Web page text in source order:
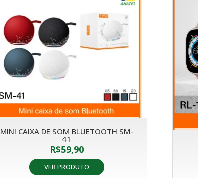
MINI CAIXA DE SOM BLUETOOTH SM-
41
R$59,90
VER PRODUTO